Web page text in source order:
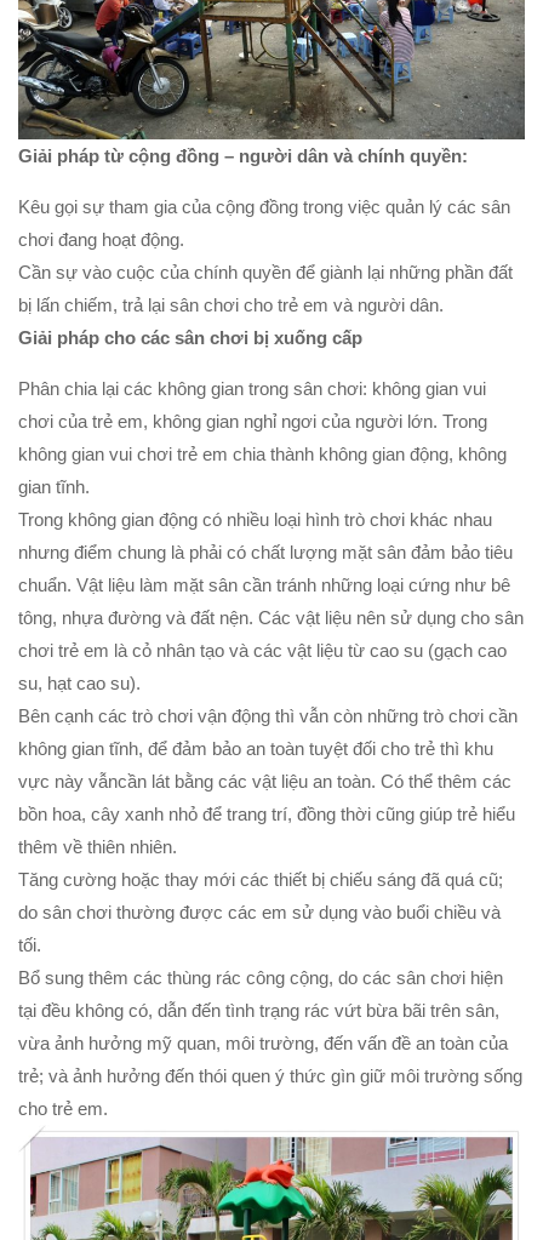
Giải pháp từ cộng đồng – người dân và chính quyền:
Kêu gọi sự tham gia của cộng đồng trong việc quản lý các sân
chơi đang hoạt động.
Cần sự vào cuộc của chính quyền để giành lại những phần đất
bị lấn chiếm, trả lại sân chơi cho trẻ em và người dân.
Giải pháp cho các sân chơi bị xuống cấp
Phân chia lại các không gian trong sân chơi: không gian vui
chơi của trẻ em, không gian nghỉ ngơi của người lớn. Trong
không gian vui chơi trẻ em chia thành không gian động, không
gian tĩnh.
Trong không gian động có nhiều loại hình trò chơi khác nhau
nhưng điểm chung là phải có chất lượng mặt sân đảm bảo tiêu
chuẩn. Vật liệu làm mặt sân cần tránh những loại cứng như bê
tông, nhựa đường và đất nện. Các vật liệu nên sử dụng cho sân
chơi trẻ em là cỏ nhân tạo và các vật liệu từ cao su (gạch cao
su, hạt cao su).
Bên cạnh các trò chơi vận động thì vẫn còn những trò chơi cần
không gian tĩnh, để đảm bảo an toàn tuyệt đối cho trẻ thì khu
vực này vẫncần lát bằng các vật liệu an toàn. Có thể thêm các
bồn hoa, cây xanh nhỏ để trang trí, đồng thời cũng giúp trẻ hiểu
thêm về thiên nhiên.
Tăng cường hoặc thay mới các thiết bị chiếu sáng đã quá cũ;
do sân chơi thường được các em sử dụng vào buổi chiều và
tối.
Bổ sung thêm các thùng rác công cộng, do các sân chơi hiện
tại đều không có, dẫn đến tình trạng rác vứt bừa bãi trên sân,
vừa ảnh hưởng mỹ quan, môi trường, đến vấn đề an toàn của
trẻ; và ảnh hưởng đến thói quen ý thức gìn giữ môi trường sống
cho trẻ em.